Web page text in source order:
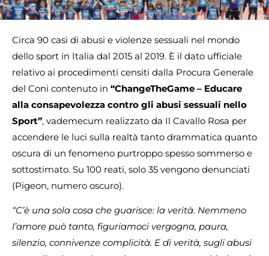
Circa 90 casi di abusi e violenze sessuali nel mondo
dello sport in Italia dal 2015 al 2019. È il dato ufficiale
relativo ai procedimenti censiti dalla Procura Generale
del Coni contenuto in “ChangeTheGame – Educare
alla consapevolezza contro gli abusi sessuali nello
Sport”, vademecum realizzato da Il Cavallo Rosa per
accendere le luci sulla realtà tanto drammatica quanto
oscura di un fenomeno purtroppo spesso sommerso e
sottostimato. Su 100 reati, solo 35 vengono denunciati
(Pigeon, numero oscuro).
“C’è una sola cosa che guarisce: la verità. Nemmeno
l’amore può tanto, figuriamoci vergogna, paura,
silenzio, connivenze complicità. E di verità, sugli abusi